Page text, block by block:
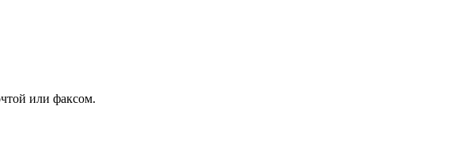
или факсом.